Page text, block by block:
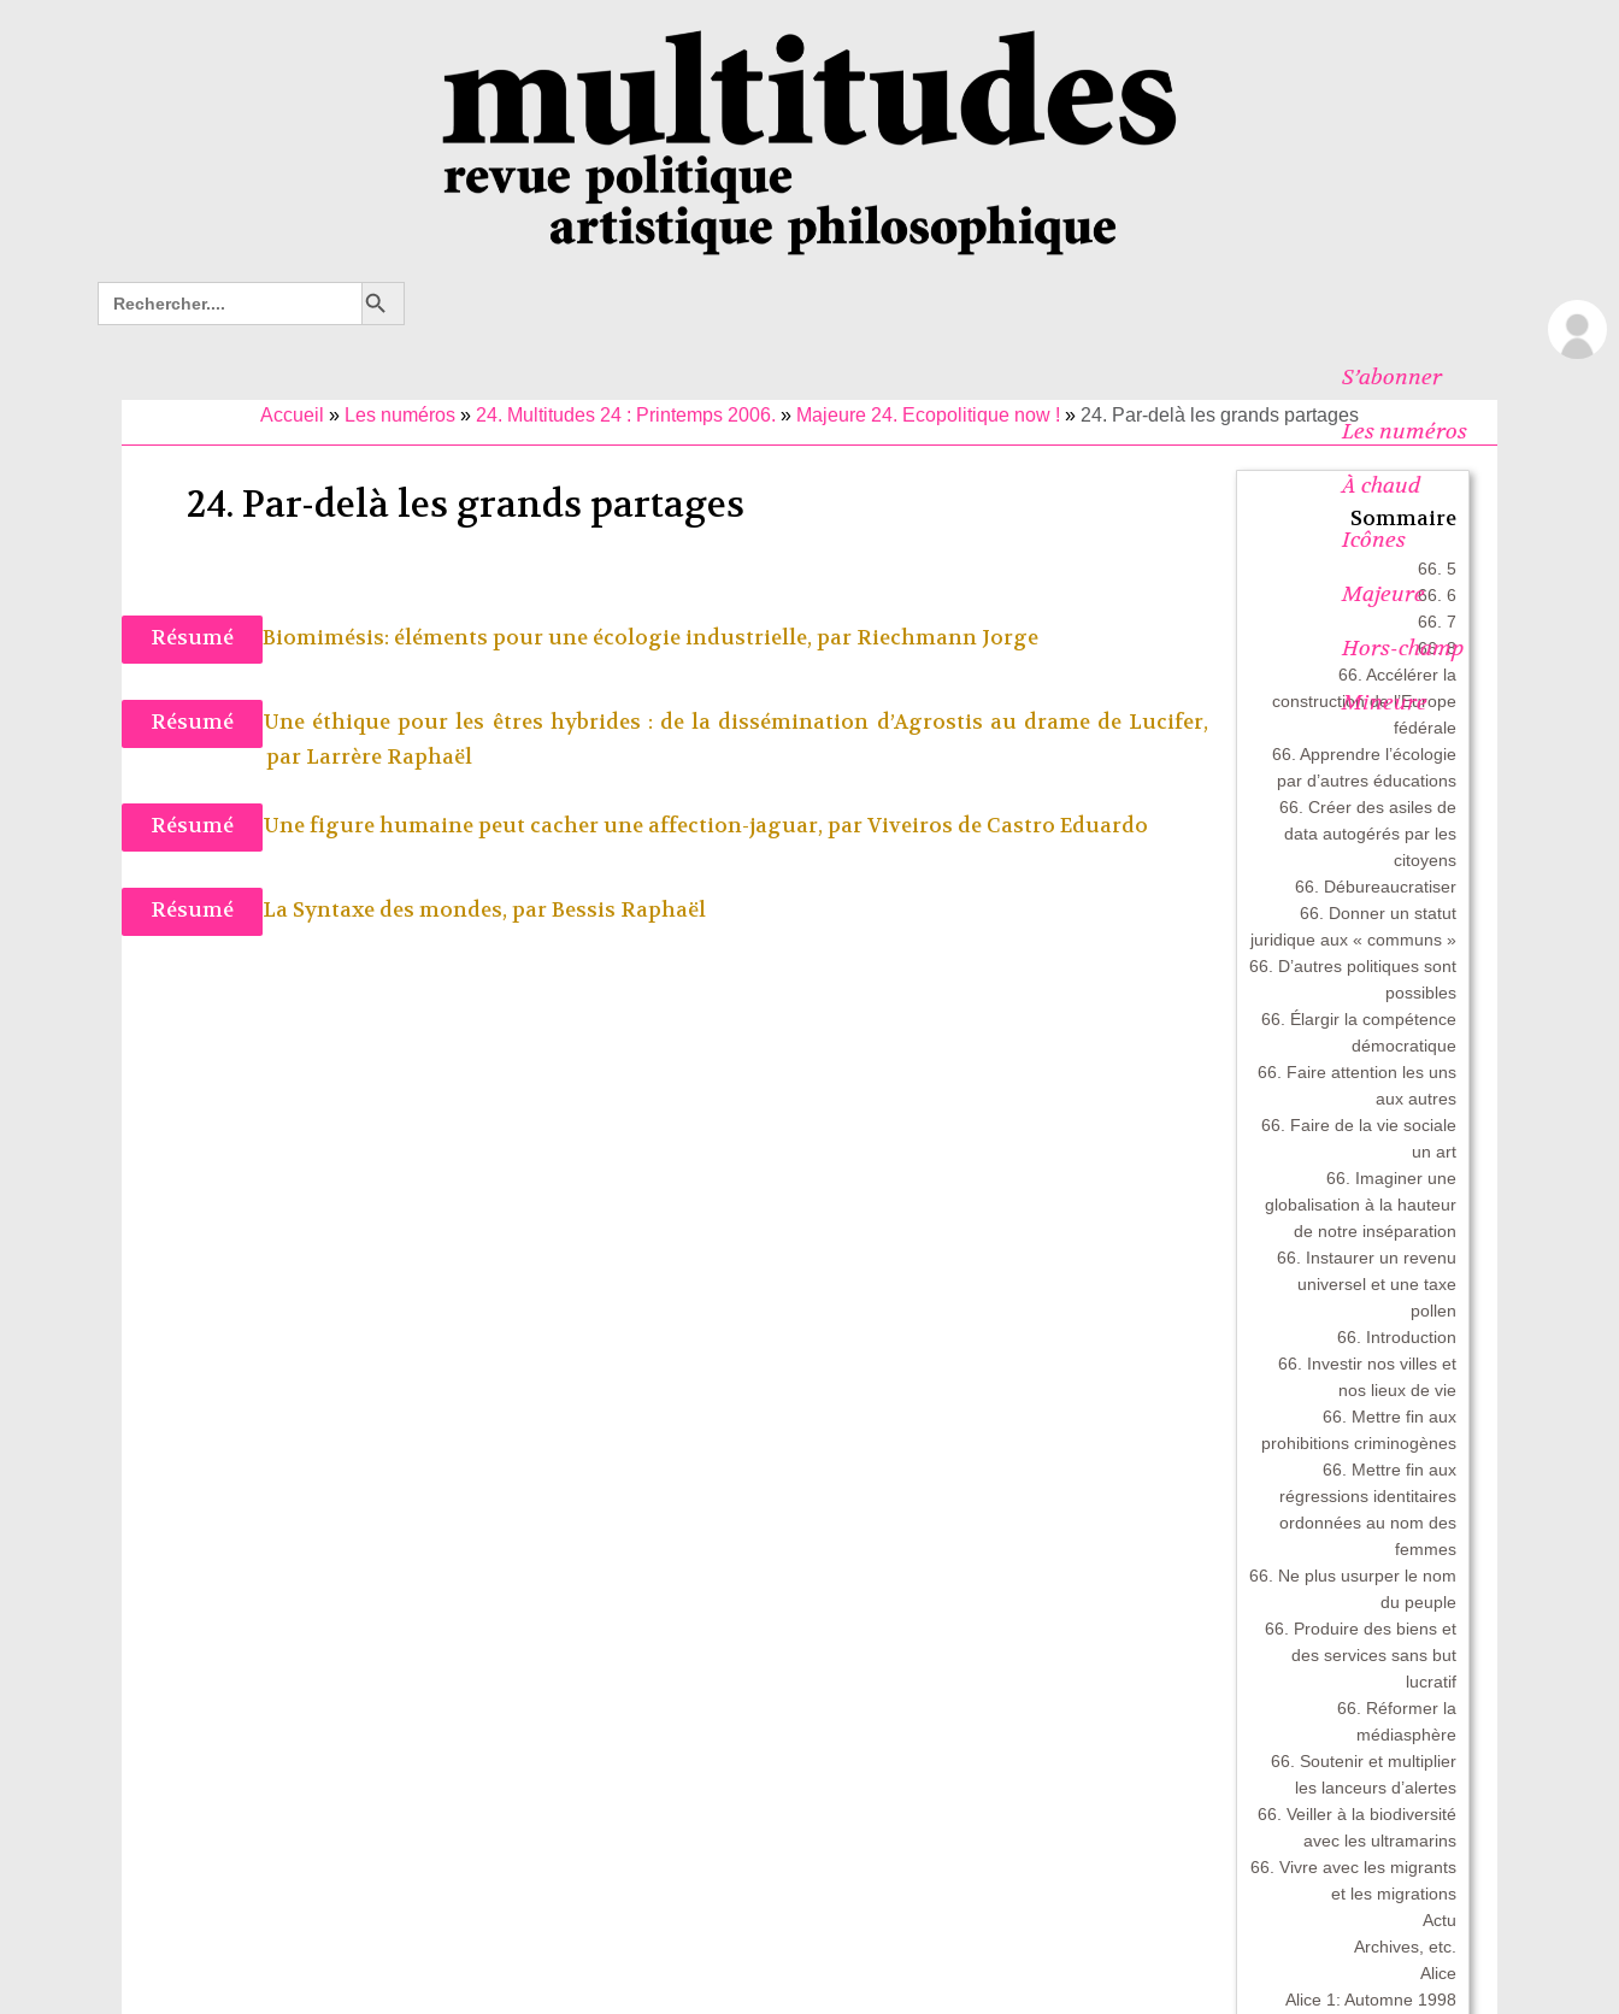
Search
for:
Search Button
S’abonner
Les numéros
À chaud
Icônes
Majeure
Hors-champ
Mineure
Accueil » Les numéros» 24. Multitudes 24 : Printemps 2006. » Majeure 24. Ecopolitique now ! » 24. Par-delà les grands partages
24. Par-delà les grands partages Sommaire
66. 5
66. 6
66. 7
66. 8
66. Accélérer la
construction de l’Europe
fédérale
66. Apprendre l’écologie
par d’autres éducations
66. Créer des asiles de
data autogérés par les
citoyens
66. Débureaucratiser
66. Donner un statut
juridique aux « communs »
66. D’autres politiques sont
possibles
66. Élargir la compétence
démocratique
66. Faire attention les uns
aux autres
66. Faire de la vie sociale
un art
66. Imaginer une
globalisation à la hauteur
de notre inséparation
66. Instaurer un revenu
universel et une taxe
pollen
66. Introduction
66. Investir nos villes et
nos lieux de vie
66. Mettre fin aux
prohibitions criminogènes
66. Mettre fin aux
régressions identitaires
ordonnées au nom des
femmes
66. Ne plus usurper le nom
du peuple
66. Produire des biens et
des services sans but
lucratif
66. Réformer la
médiasphère
66. Soutenir et multiplier
les lanceurs d’alertes
66. Veiller à la biodiversité
avec les ultramarins
66. Vivre avec les migrants
et les migrations
Actu
Archives, etc.
Alice
Alice 1: Automne 1998
Résumé Biomimésis: éléments pour une écologie industrielle, par Riechmann Jorge
Résumé
Une éthique pour les êtres hybrides : de la dissémination d’Agrostis au drame de Lucifer,
par Larrère Raphaël
Résumé Une figure humaine peut cacher une affection-jaguar, parViveiros de Castro Eduardo
Résumé La Syntaxe des mondes, parBessis Raphaël